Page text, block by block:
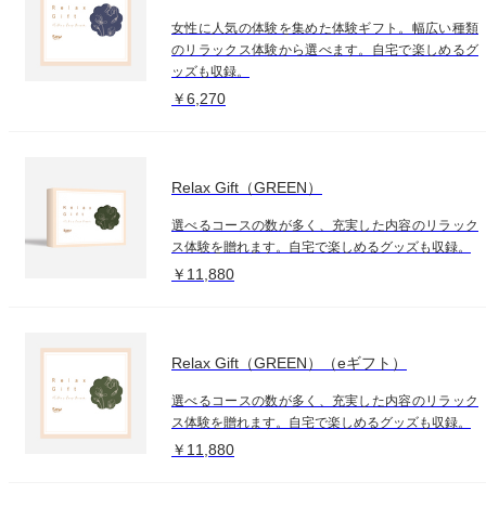
女性に人気の体験を集めた体験ギフト。幅広い種類
のリラックス体験から選べます。自宅で楽しめるグ
ッズも収録。
￥6,270
Relax Gift（GREEN）
選べるコースの数が多く、充実した内容のリラック
ス体験を贈れます。自宅で楽しめるグッズも収録。
￥11,880
Relax Gift（GREEN）（eギフト）
選べるコースの数が多く、充実した内容のリラック
ス体験を贈れます。自宅で楽しめるグッズも収録。
￥11,880